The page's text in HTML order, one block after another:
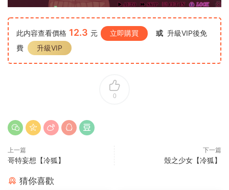
此内容查看價格 12.3 元 立即購買 或 升級VIP後免
費
升級VIP
0
上一篇
哥特妄想【冷狐】
下一篇
殼之少女【冷狐】
猜你喜歡